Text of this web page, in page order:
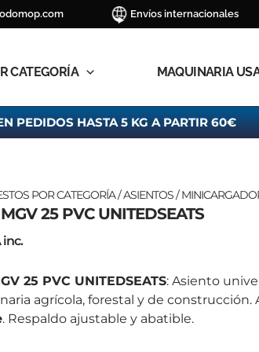
Envíos internacionales
CATEGORÍA MAQUINARIA
PEDIDOS HASTA 5 KG A PARTIR 60€
POR CATEGORÍA/ASIENTOS/
25 PVC UNITEDSEATS
inc.
25 PVC UNITEDSEATS: Asiento
agrícola, forestal y de construcción.
. Respaldo ajustable y abatible.